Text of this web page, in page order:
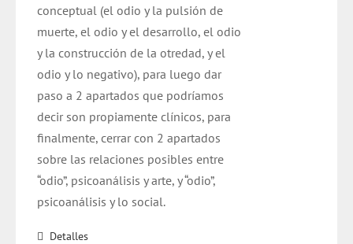
conceptual (el odio y la pulsión de
muerte, el odio y el desarrollo, el odio
y la construcción de la otredad, y el
odio y lo negativo), para luego dar
paso a 2 apartados que podríamos
decir son propiamente clínicos, para
finalmente, cerrar con 2 apartados
sobre las relaciones posibles entre
“odio”, psicoanálisis y arte, y “odio”,
psicoanálisis y lo social.
Detalles